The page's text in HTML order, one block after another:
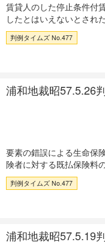
賃貸人のした停止条件付
したとはいえないとされ
判例タイムズ No.477
浦和地裁昭57.5.26
要素の錯誤による生命保
険者に対する既払保険料
判例タイムズ No.477
浦和地裁昭57.5.19